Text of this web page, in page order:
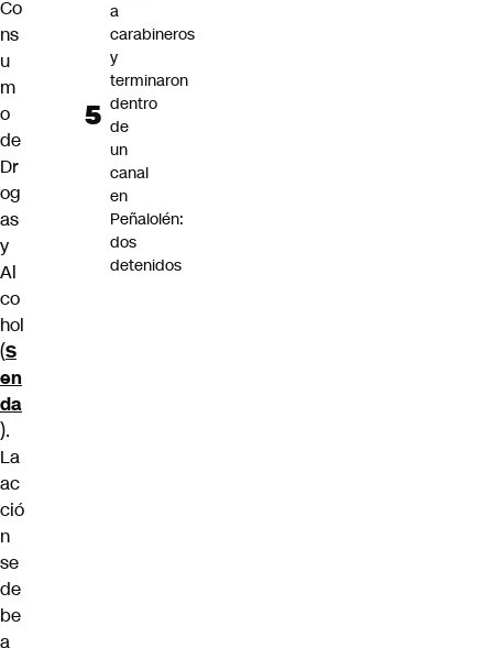
Co
ns
u
m
o
de
Dr
og
as
y
Al
co
hol
(S
en
da
).
La
ac
ció
n
se
de
be
a
a
carabineros
y
terminaron
dentro
de
un
canal
en
Peñalolén:
dos
detenidos